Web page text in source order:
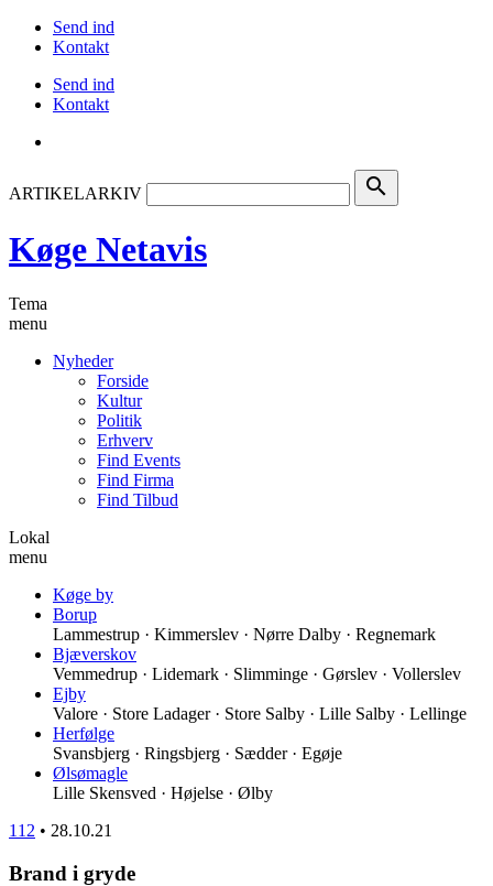
Send ind
Kontakt
Send ind
Kontakt
ARTIKELARKIV search
Køge Netavis
Tema
menu
Nyheder
Forside
Kultur
Politik
Erhverv
Find Events
Find Firma
Find Tilbud
Lokal
menu
Køge by
Borup
Lammestrup · Kimmerslev · Nørre Dalby · Regnemark
Bjæverskov
Vemmedrup · Lidemark · Slimminge · Gørslev · Vollerslev
Ejby
Valore · Store Ladager · Store Salby · Lille Salby · Lellinge
Herfølge
Svansbjerg · Ringsbjerg · Sædder · Egøje
Ølsømagle
Lille Skensved · Højelse · Ølby
112 • 28.10.21
Brand i gryde